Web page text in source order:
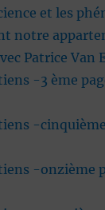
et les
notre
Patrice Van
-3 ème
-
-onzième